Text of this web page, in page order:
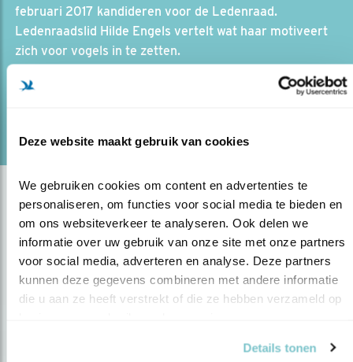
Deze website maakt gebruik van cookies
We gebruiken cookies om content en advertenties te
personaliseren, om functies voor social media te bieden en
om ons websiteverkeer te analyseren. Ook delen we
informatie over uw gebruik van onze site met onze partners
voor social media, adverteren en analyse. Deze partners
kunnen deze gegevens combineren met andere informatie
die u aan ze heeft verstrekt of die ze hebben verzameld op
Details tonen
februari 2017 kandideren voor de Ledenraad.
Ledenraadslid Hilde Engels vertelt wat haar motiveert
zich voor vogels in te zetten.
< 1 2 3 4